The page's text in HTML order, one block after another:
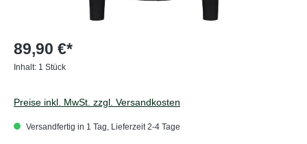
89,90 €*
Inhalt: 1 Stück
Preise inkl. MwSt. zzgl. Versandkosten
Versandfertig in 1 Tag, Lieferzeit 2-4 Tage